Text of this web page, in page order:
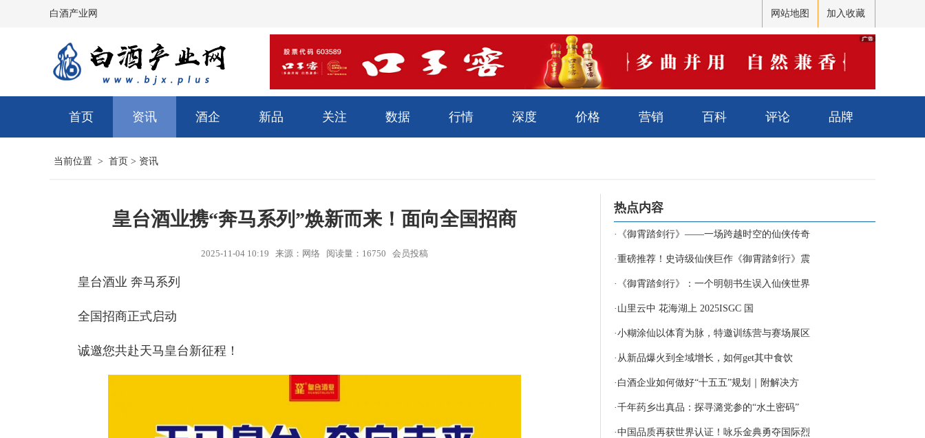
白酒产业网 网站地图 加入收藏
首页 资讯 酒企 新品 关注 数据 行情 深度 价格 营销 百科 评论 品牌
当前位置 > 首页 > 资讯
皇台酒业携“奔马系列”焕新而来！面向全国招商
2025-11-04 10:19 来源：网络 阅读量：16750 会员投稿
皇台酒业 奔马系列
全国招商正式启动
诚邀您共赴天马皇台新征程！
热点内容
· 《御霄踏剑行》——一场跨越时空的仙侠传奇
·重磅推荐！史诗级仙侠巨作《御霄踏剑行》震
· 《御霄踏剑行》：一个明朝书生误入仙侠世界
· 山里云中 花海湖上 2025ISGC 国
·小糊涂仙以体育为脉，特邀训练营与赛场展区
· 从新品爆火到全域增长，如何get其中食饮
· 白酒企业如何做好“十五五”规划｜附解决方
·千年药乡出真品：探寻潞党参的“水土密码”
·中国品质再获世界认证！咏乐金典勇夺国际烈